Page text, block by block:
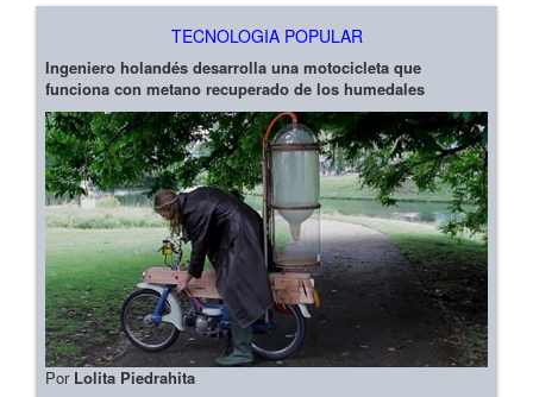
TECNOLOGIA POPULAR
Ingeniero holandés desarrolla una motocicleta que
funciona con metano recuperado de los humedales
Por Lolita Piedrahita